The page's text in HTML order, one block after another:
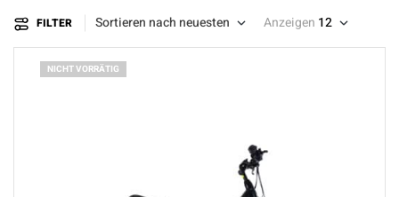
FILTER Sortieren nach neuesten Anzeigen 12
NICHT VORRÄTIG